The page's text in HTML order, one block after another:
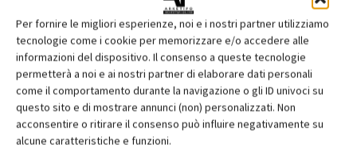
Per fornire le migliori esperienze, noi e i nostri partner utilizziamo
tecnologie come i cookie per memorizzare e/o accedere alle
informazioni del dispositivo. Il consenso a queste tecnologie
permetterà a noi e ai nostri partner di elaborare dati personali
come il comportamento durante la navigazione o gli ID univoci su
questo sito e di mostrare annunci (non) personalizzati. Non
acconsentire o ritirare il consenso può influire negativamente su
alcune caratteristiche e funzioni.